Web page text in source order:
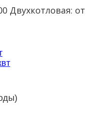
Двухкотловая: от